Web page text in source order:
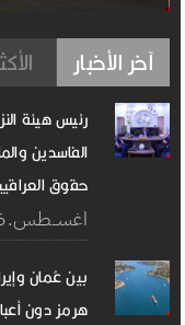
آخر الأخبار
رئيس هيئة
الفاسدين
حقوق
06 اغســطس.2026 - 20:32
بين عُمان
هرمز دون